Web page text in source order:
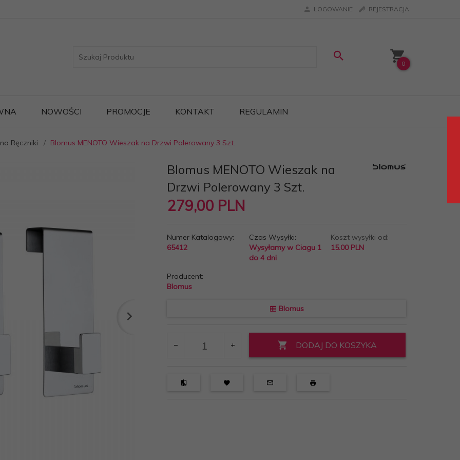
LOGOWANIE REJESTRACJA
0
NOWOŚCI PROMOCJE KONTAKT REGULAMIN
Ręczniki Blomus MENOTO Wieszak na Drzwi Polerowany 3 Szt.
Blomus MENOTO Wieszak na
Drzwi Polerowany 3 Szt.
279,00 PLN
Numer Katalogowy:
65412
Czas Wysyłki:
Wysyłamy w Ciagu 1
do 4 dni
Koszt wysyłki od:
15.00 PLN
Producent:
Blomus
Blomus
DODAJ DO KOSZYKA